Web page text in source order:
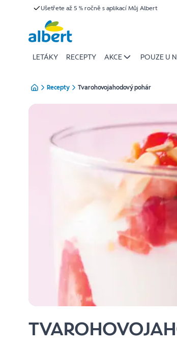
Ušetřete až 5 % ročně s aplikací Můj Albert
LETÁKY RECEPTY AKCE POUZE U
Recepty Tvarohovojahodový pohár